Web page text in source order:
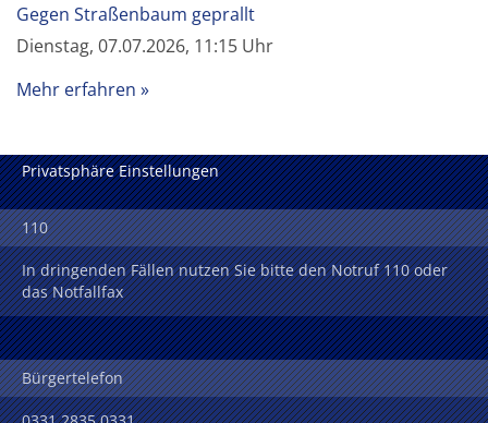
Gegen Straßenbaum geprallt
Dienstag, 07.07.2026, 11:15 Uhr
Mehr erfahren
Privatsphäre Einstellungen
110
In dringenden Fällen nutzen Sie bitte den Notruf 110 oder
das Notfallfax
Bürgertelefon